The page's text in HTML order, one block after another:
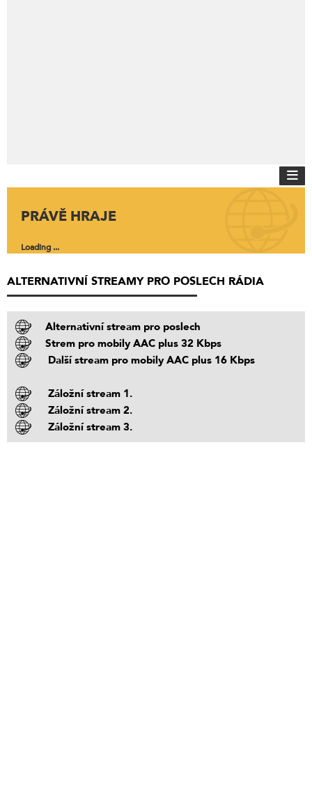
PRÁVĚ HRAJE
Loading ...
ALTERNATIVNÍ STREAMY PRO POSLECH RÁDIA
Alternativní stream pro poslech
Strem pro mobily AAC plus 32 Kbps
Další stream pro mobily AAC plus 16 Kbps
Záložní stream 1.
Záložní stream 2.
Záložní stream 3.